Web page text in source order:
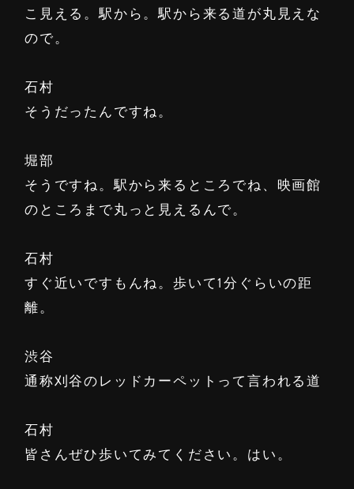
こ見える。駅から。駅から来る道が丸見えな
ので。
石村
そうだったんですね。
堀部
そうですね。駅から来るところでね、映画館
のところまで丸っと見えるんで。
石村
すぐ近いですもんね。歩いて1分ぐらいの距
離。
渋谷
通称刈谷のレッドカーペットって言われる道
石村
皆さんぜひ歩いてみてください。はい。